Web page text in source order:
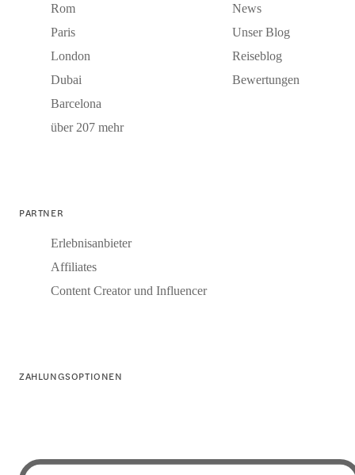
Rom
Paris
London
Dubai
Barcelona
über 207 mehr
News
Unser Blog
Reiseblog
Bewertungen
PARTNER
Erlebnisanbieter
Affiliates
Content Creator und Influencer
ZAHLUNGSOPTIONEN